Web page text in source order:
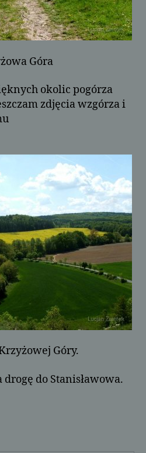
Góra
okolic pogórza
zdjęcia wzgórza i
Góry.
do Stanisławowa.